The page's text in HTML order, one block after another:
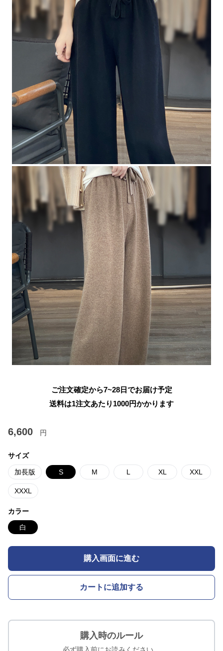
ご注文確定から7~28日でお届け予定
送料は1注文あたり 1000円かかります
6,600 円
サイズ
加長版 S M L XL XXL
XXXL
カラー
白
購入画面に進む
カートに追加する
購入時のルール